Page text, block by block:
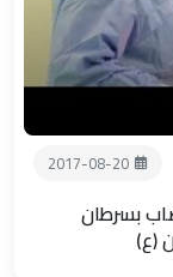
2017-08-20
بسرطان
(ع)